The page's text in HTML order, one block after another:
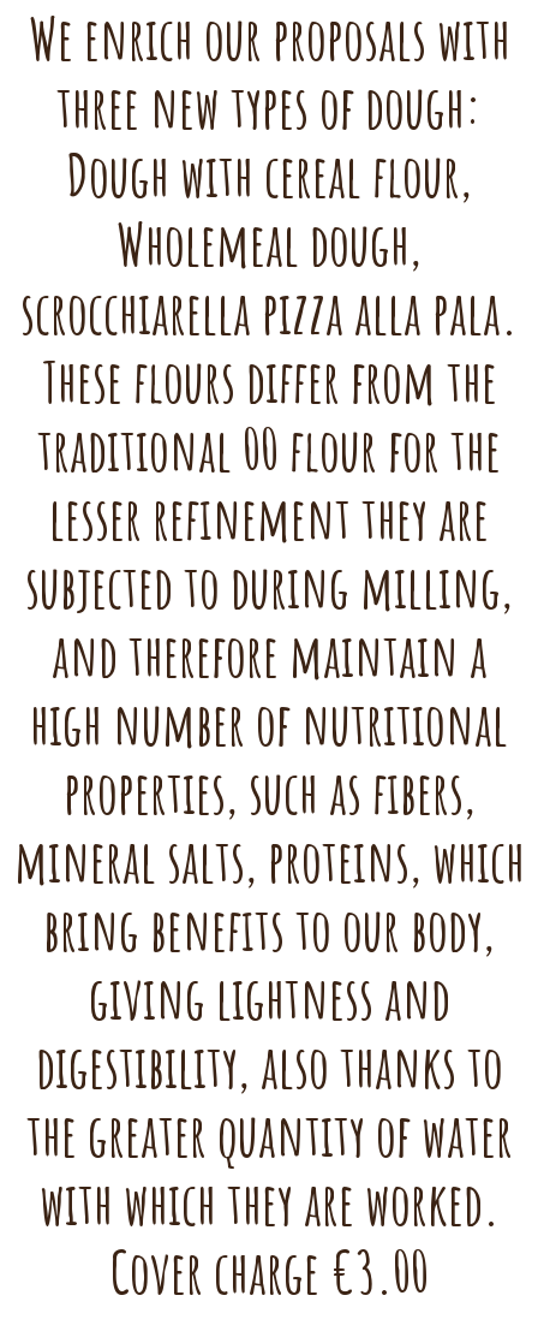
We enrich our proposals with
three new types of dough:
Dough with cereal flour,
Wholemeal dough,
scrocchiarella pizza alla pala.
These flours differ from the
traditional 00 flour for the
lesser refinement they are
subjected to during milling,
and therefore maintain a
high number of nutritional
properties, such as fibers,
mineral salts, proteins, which
bring benefits to our body,
giving lightness and
digestibility, also thanks to
the greater quantity of water
with which they are worked.
Cover charge €3.00